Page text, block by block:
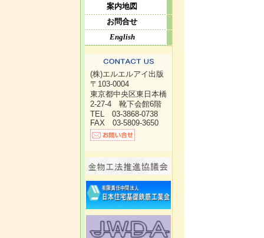
案内地図
お問合せ
English
(株)エルエルアイ出版
〒103-0004
東京都中央区東日本橋
2-27-4 靴下会館6階
TEL 03-3868-0738
FAX 03-5809-3650